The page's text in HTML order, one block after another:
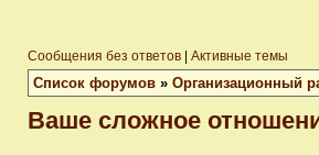
Сообщения без ответов Активные темы
Список форумов » Организационный
Ваше сложное